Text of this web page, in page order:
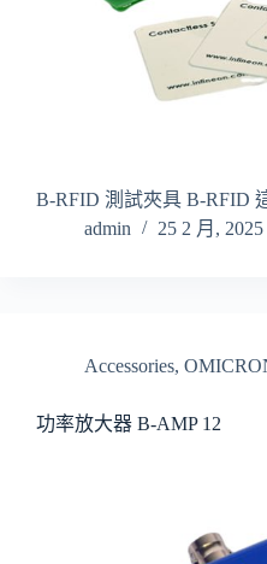
B-RFID 測試夾具 B-RFID
admin
25 2 月, 2025
Accessories,
功率放大器 B-AMP 12